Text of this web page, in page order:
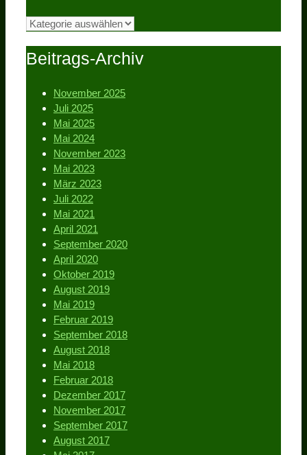
Bereiche
Beitrags-Archiv
November 2025
Juli 2025
Mai 2025
Mai 2024
November 2023
Mai 2023
März 2023
Juli 2022
Mai 2021
April 2021
September 2020
April 2020
Oktober 2019
August 2019
Mai 2019
Februar 2019
September 2018
August 2018
Mai 2018
Februar 2018
Dezember 2017
November 2017
September 2017
August 2017